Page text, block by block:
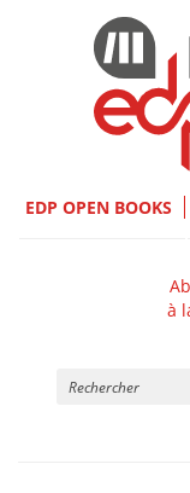
EDP OPEN BOOKS
à